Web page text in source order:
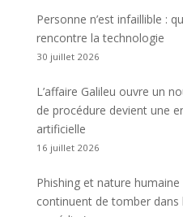
Personne n’est infaillible :
rencontre la technologie
30 juillet 2026
L’affaire Galileu ouvre un
de procédure devient une
artificielle
16 juillet 2026
Phishing et nature
continuent de tomber